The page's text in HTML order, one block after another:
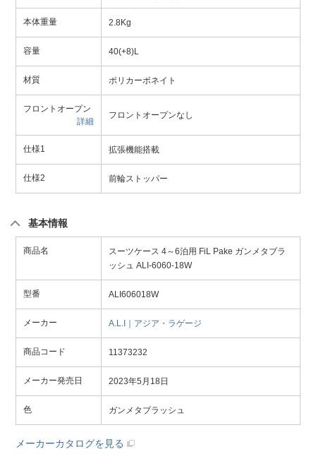
本体重量 2.8Kg
容量 40(+8)L
材質 ポリカーボネイト
フロントオープン
詳細
フロントオープンなし
仕様1 拡張機能搭載
仕様2 前輪ストッパー
基本情報
商品名
スーツケース 4～6泊用 FiL Pake ガンメタブラ
ッシュ ALI-6060-18W
型番 ALI606018W
メーカー A.L.I｜アジア・ラゲージ
商品コード 11373232
メーカー発売日 2023年5月18日
色 ガンメタブラッシュ
メーカーカタログを見る